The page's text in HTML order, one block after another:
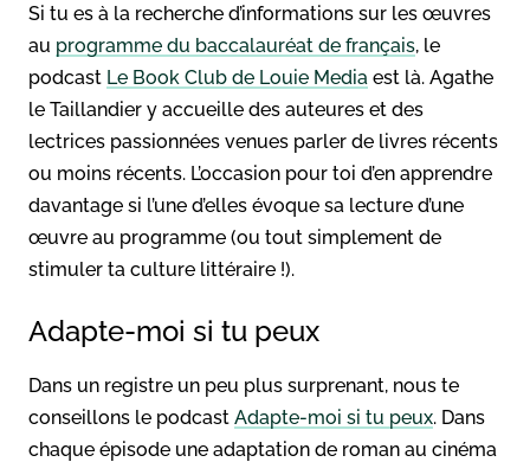
Si tu es à la recherche d’informations sur les œuvres
au programme du baccalauréat de français, le
podcast Le Book Club de Louie Media est là. Agathe
le Taillandier y accueille des auteures et des
lectrices passionnées venues parler de livres récents
ou moins récents. L’occasion pour toi d’en apprendre
davantage si l’une d’elles évoque sa lecture d’une
œuvre au programme (ou tout simplement de
stimuler ta culture littéraire !).
Adapte-moi si tu peux
Dans un registre un peu plus surprenant, nous te
conseillons le podcast Adapte-moi si tu peux. Dans
chaque épisode une adaptation de roman au cinéma